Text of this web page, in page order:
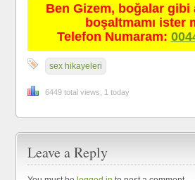
Ben Gizem, boğalar gibi
boşaltmamı ister
Telefon Numaram:
sex hikayeleri
6449 total views, 1 today
Leave a Reply